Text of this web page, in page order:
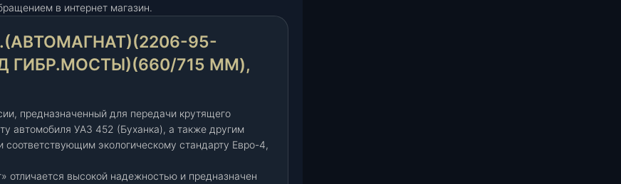
в интернет магазин.
95-
ГИБР.МОСТЫ)(660/715 MM),
предназначенный для передачи крутящего
автомобиля УАЗ 452 (Буханка), а также другим
экологическому стандарту Евро-4,
отличается высокой надежностью и предназначен